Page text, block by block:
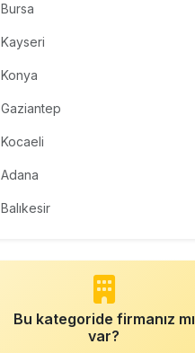
Bursa
Kayseri
Konya
Gaziantep
Kocaeli
Adana
Balıkesir
Bu kategoride firmanız mı
var?